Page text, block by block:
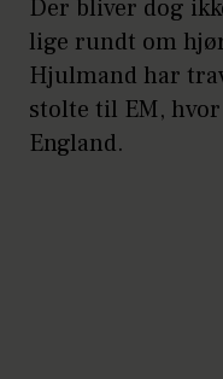
Der bliver dog
lige rundt om
Hjulmand har
stolte til EM,
England.